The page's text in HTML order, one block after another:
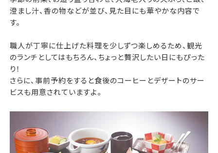
澄まし汁、香の物などが並び、見た目にも華やかな内容で
す。
職人が丁寧に仕上げた料理を少しずつ楽しめるため、観光
のランチとしてはもちろん、ちょっと贅沢したい日にもぴった
り！
さらに、事前予約をすると食後のコーヒーとデザートのサー
ビスも用意されていますよ。